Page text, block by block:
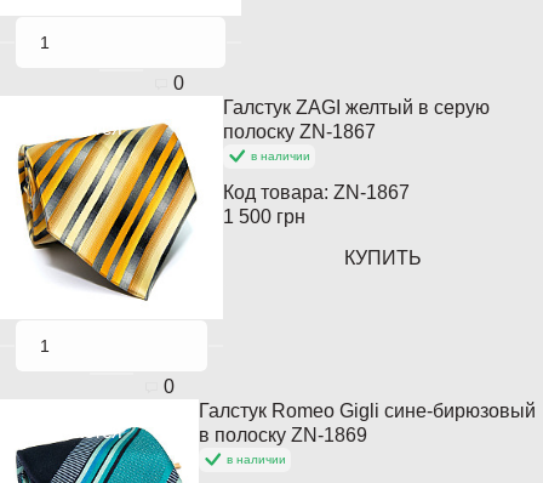
0
Кончается
0
Галстук ZAGI желтый в серую
полоску ZN-1867
в наличии
Код товара:ZN-1867
1 500 грн
КУПИТЬ
Кончается
Галстук Romeo Gigli сине-бирюзовый
в полоску ZN-1869
в наличии